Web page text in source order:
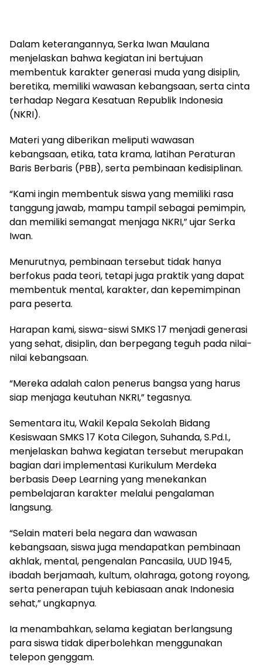
Dalam keterangannya, Serka Iwan Maulana
menjelaskan bahwa kegiatan ini bertujuan
membentuk karakter generasi muda yang disiplin,
beretika, memiliki wawasan kebangsaan, serta cinta
terhadap Negara Kesatuan Republik Indonesia
(NKRI).
Materi yang diberikan meliputi wawasan
kebangsaan, etika, tata krama, latihan Peraturan
Baris Berbaris (PBB), serta pembinaan kedisiplinan.
“Kami ingin membentuk siswa yang memiliki rasa
tanggung jawab, mampu tampil sebagai pemimpin,
dan memiliki semangat menjaga NKRI,” ujar Serka
Iwan.
Menurutnya, pembinaan tersebut tidak hanya
berfokus pada teori, tetapi juga praktik yang dapat
membentuk mental, karakter, dan kepemimpinan
para peserta.
Harapan kami, siswa-siswi SMKS 17 menjadi generasi
yang sehat, disiplin, dan berpegang teguh pada nilai-
nilai kebangsaan.
“Mereka adalah calon penerus bangsa yang harus
siap menjaga keutuhan NKRI,” tegasnya.
Sementara itu, Wakil Kepala Sekolah Bidang
Kesiswaan SMKS 17 Kota Cilegon, Suhanda, S.Pd.I.,
menjelaskan bahwa kegiatan tersebut merupakan
bagian dari implementasi Kurikulum Merdeka
berbasis Deep Learning yang menekankan
pembelajaran karakter melalui pengalaman
langsung.
“Selain materi bela negara dan wawasan
kebangsaan, siswa juga mendapatkan pembinaan
akhlak, mental, pengenalan Pancasila, UUD 1945,
ibadah berjamaah, kultum, olahraga, gotong royong,
serta penerapan tujuh kebiasaan anak Indonesia
sehat,” ungkapnya.
Ia menambahkan, selama kegiatan berlangsung
para siswa tidak diperbolehkan menggunakan
telepon genggam.